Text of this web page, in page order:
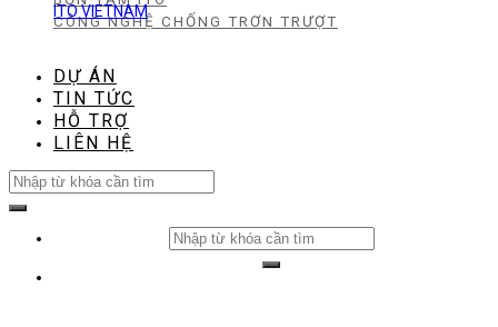
CÔNG NGHỆ CHỐNG TRƠN TRƯỢT
DỰ ÁN
TIN TỨC
HỖ TRỢ
LIÊN HỆ
Search
for:
Search
for:
ITO VIETNAM